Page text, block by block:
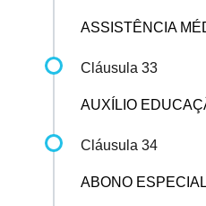
ASSISTÊNCIA
Cláusula 33
AUXÍLIO
Cláusula 34
ABONO ESPECIAL